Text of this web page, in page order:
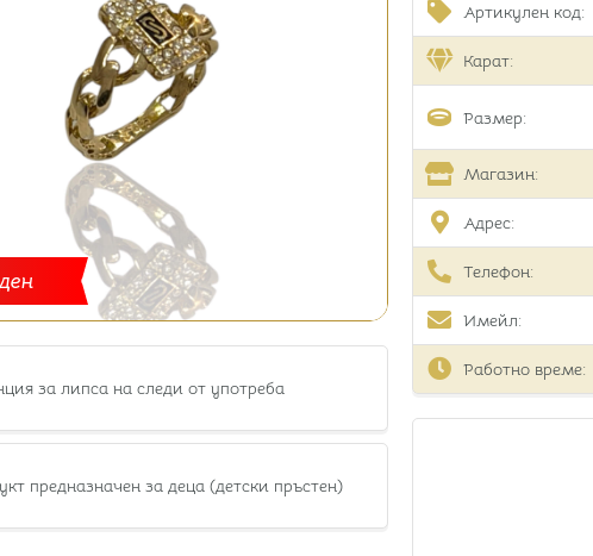
за липса на следи от употреба
предназначен за деца (детски пръстен)
Артикулен код:
Карат:
Размер:
Магазин:
Адрес:
Телефон:
Имейл:
Работно време: